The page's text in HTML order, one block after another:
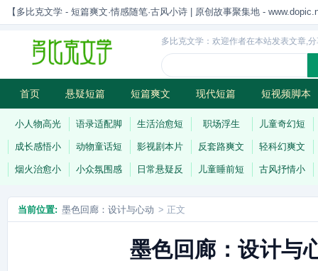
【多比克文学 - 短篇爽文·情感随笔·古风小诗 | 原创故事聚集地 -
多比克文学：欢迎作者在本站发表文章,
首页 悬疑短篇 短篇爽文 现代短篇 短视频脚本
古风小诗 科幻短篇 现代小诗 连载
小人物高光 语录适配脚 生活治愈短 职场浮生 儿童奇幻短
成长感悟小 动物童话短 影视剧本片 反套路爽文 轻科幻爽文
烟火治愈小 小众氛围感 日常悬疑反 儿童睡前短 古风抒情小
当前位置: 墨色回廊：设计与心动 > 正文
墨色回廊：设计与